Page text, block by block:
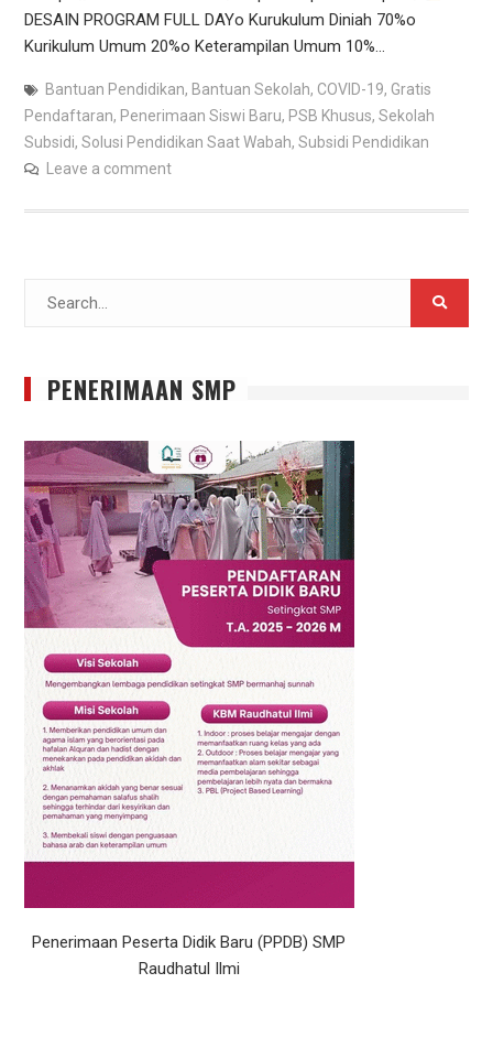
DESAIN PROGRAM FULL DAYo Kurukulum Diniah 70%o
Kurikulum Umum 20%o Keterampilan Umum 10%…
Bantuan Pendidikan, Bantuan Sekolah, COVID-19, Gratis
Pendaftaran, Penerimaan Siswi Baru, PSB Khusus, Sekolah
Subsidi, Solusi Pendidikan Saat Wabah, Subsidi Pendidikan
Leave a comment
PENERIMAAN SMP
Penerimaan Peserta Didik Baru (PPDB) SMP
Raudhatul Ilmi